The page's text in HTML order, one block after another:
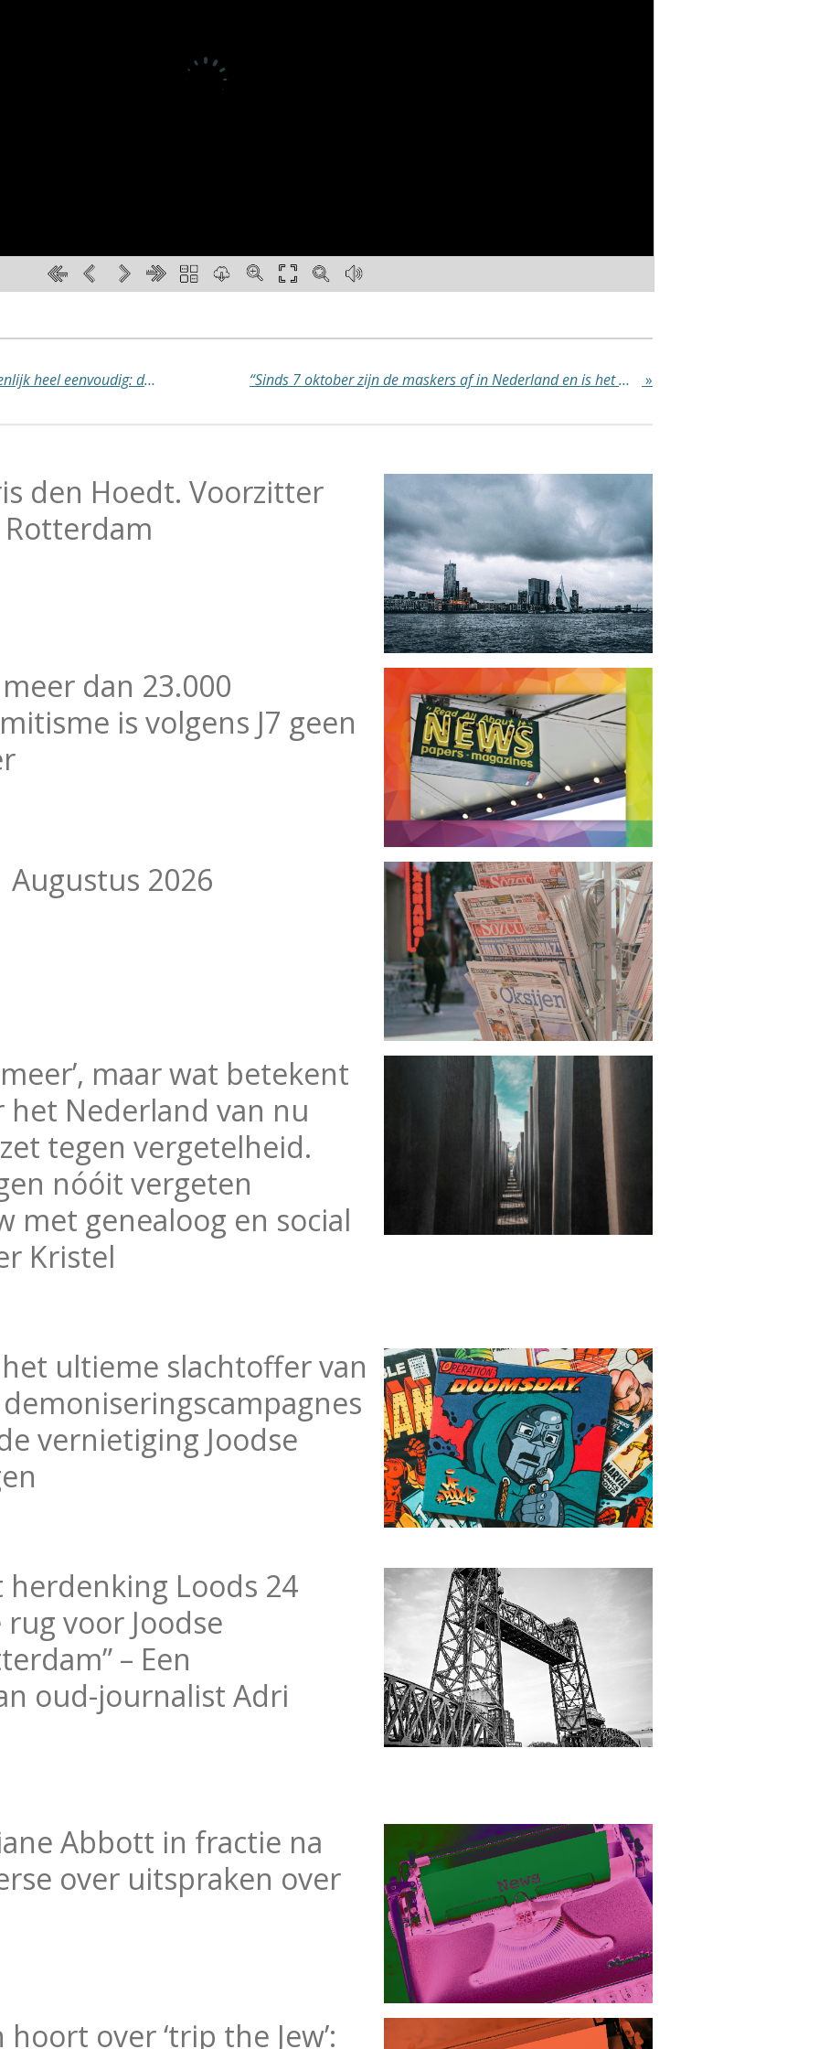
“Mijn grootste wens voor 2026 is eigenlijk heel eenvoudig: dat Joodse jongeren in Nederland weer een normaal studentenleven kunnen leiden, met zichtbaarheid, trots en veiligheid” – in gesprek met Elad Zigler, initiatiefnemer StandWithUs Nederland “Sinds 7 oktober zijn de maskers af in Nederland en is het monster Jodenhaat onbeschrijfelijk groot aanwezig” »
den Hoedt. Voorzitter
dan 23.000
is volgens J7 geen
2026
maar wat betekent
het Nederland van nu
tegen vergetelheid.
nóóit vergeten
met genealoog en social
Kristel
ultieme slachtoffer van
vernietiging Joodse
herdenking Loods 24
voor Joodse
– Een
oud-journalist Adri
Abbott in fractie na
over uitspraken over
over ‘trip the Jew’: